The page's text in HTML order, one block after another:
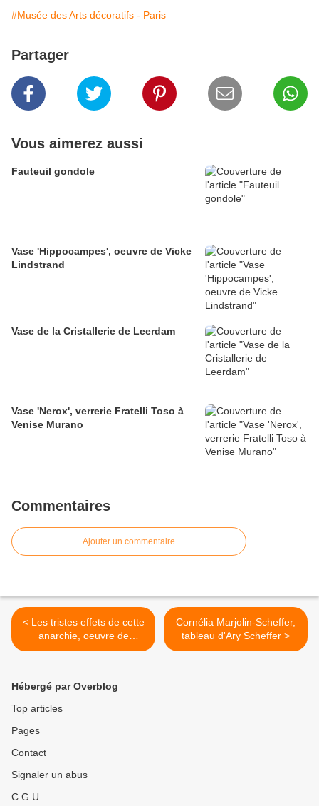
#Musée des Arts décoratifs - Paris
Partager
Vous aimerez aussi
Fauteuil gondole
Vase 'Hippocampes', oeuvre de Vicke
Lindstrand
Vase de la Cristallerie de Leerdam
Vase 'Nerox', verrerie Fratelli Toso à
Venise Murano
Commentaires
Ajouter un commentaire
< Les tristes effets de cette
anarchie, oeuvre de
Valentin Carron, palais de
Cornélia Marjolin-Scheffer,
tableau d'Ary Scheffer >
Hébergé par Overblog
Top articles
Pages
Contact
Signaler un abus
C.G.U.